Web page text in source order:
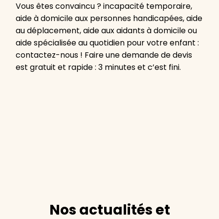
Vous êtes convaincu ? incapacité temporaire,
aide à domicile aux personnes handicapées, aide
au déplacement, aide aux aidants à domicile ou
aide spécialisée au quotidien pour votre enfant :
contactez-nous ! Faire une demande de devis
est gratuit et rapide : 3 minutes et c’est fini.
Nos actualités et